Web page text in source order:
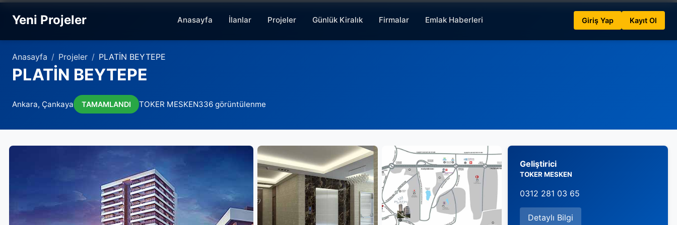
Yeni Projeler Anasayfa İlanlar Projeler Günlük Kiralık Firmalar Emlak Haberleri Giriş Yap Kayıt Ol
Anasayfa Projeler PLATİN BEYTEPE
PLATİN BEYTEPE
Ankara, Çankaya TAMAMLANDI TOKER MESKEN336 görüntülenme
Geliştirici
TOKER MESKEN
0312 281 03 65
Detaylı Bilgi